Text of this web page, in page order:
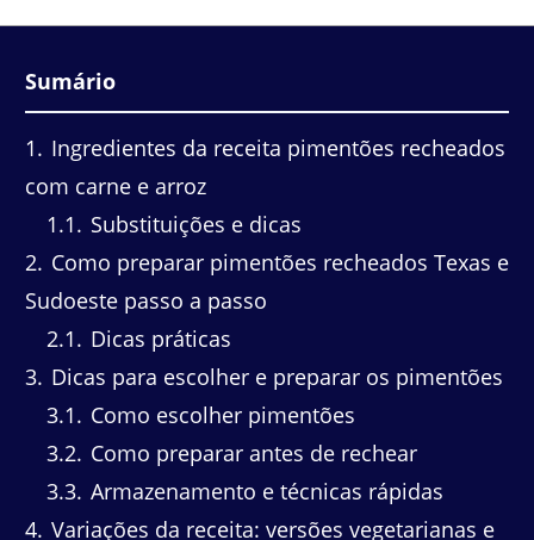
Sumário
1
Ingredientes da receita pimentões recheados
com carne e arroz
1.1
Substituições e dicas
2 Como preparar pimentões recheados Texas e
Sudoeste passo a passo
2.1
Dicas práticas
3 Dicas para escolher e preparar os pimentões
3.1
Como escolher pimentões
3.2 Como preparar antes de rechear
3.3 Armazenamento e técnicas rápidas
4 Variações da receita: versões vegetarianas e